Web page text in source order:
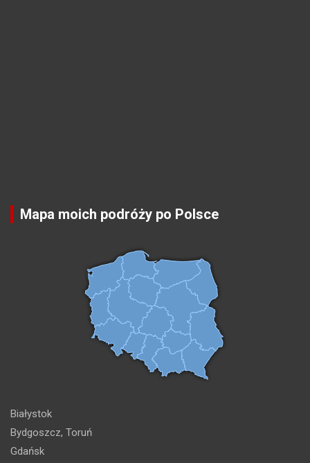
Mapa moich podróży po Polsce
Białystok
Bydgoszcz, Toruń
Gdańsk